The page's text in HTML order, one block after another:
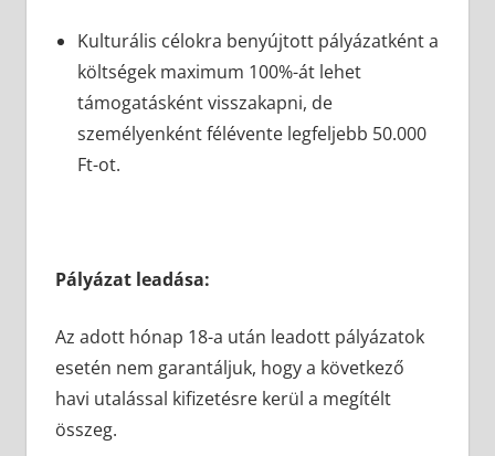
Kulturális célokra benyújtott pályázatként a
költségek maximum 100%-át lehet
támogatásként visszakapni, de
személyenként félévente legfeljebb 50.000
Ft-ot.
Pályázat leadása:
Az adott hónap 18-a után leadott pályázatok
esetén nem garantáljuk, hogy a következő
havi utalással kifizetésre kerül a megítélt
összeg.